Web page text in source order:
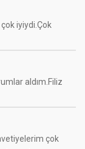
iyiydi.Çok
aldım.Filiz
çok